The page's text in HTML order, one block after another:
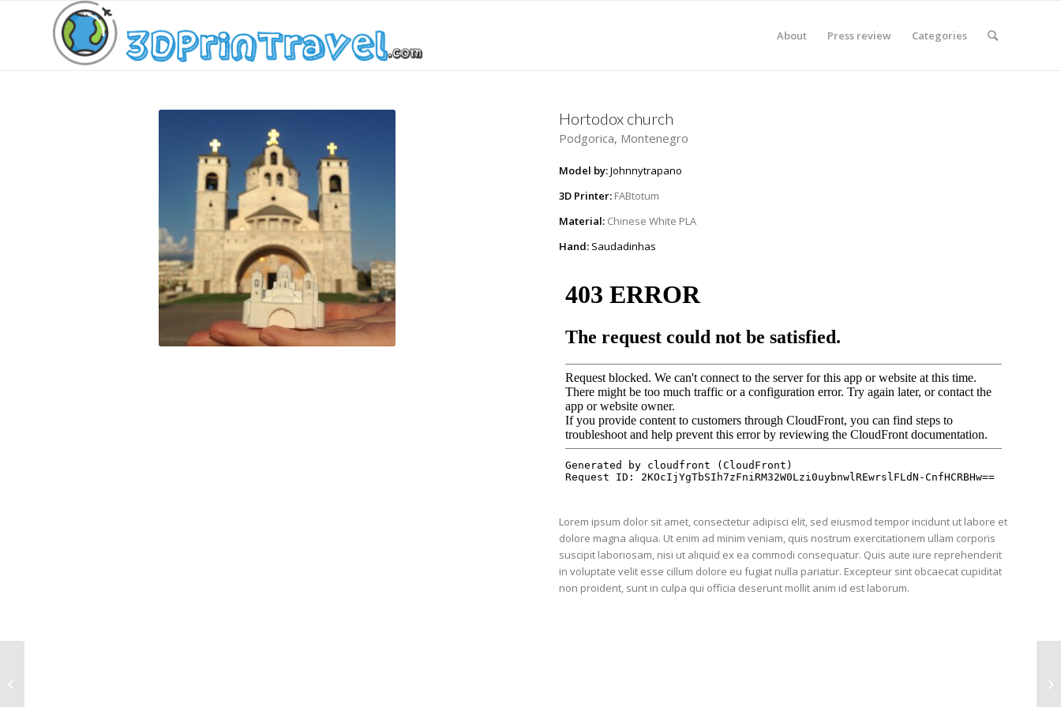
About Press review Categories
Hortodox church
Podgorica, Montenegro
Model by:Johnnytrapano
3D Printer: FABtotum
Material: Chinese White PLA
Hand: Saudadinhas
Lorem ipsum dolor sit amet, consectetur adipisci elit, sed eiusmod tempor incidunt ut labore et
dolore magna aliqua. Ut enim ad minim veniam, quis nostrum exercitationem ullam corporis
suscipit laboriosam, nisi ut aliquid ex ea commodi consequatur. Quis aute iure reprehenderit
in voluptate velit esse cillum dolore eu fugiat nulla pariatur. Excepteur sint obcaecat cupiditat
non proident, sunt in culpa qui officia deserunt mollit anim id est laborum.